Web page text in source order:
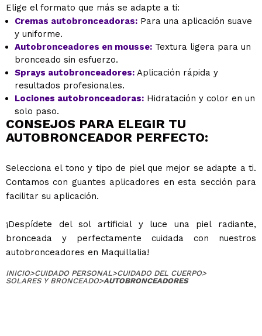
Elige el formato que más se adapte a ti:
Cremas autobronceadoras: Para una aplicación suave
y uniforme.
Autobronceadores en mousse: Textura ligera para un
bronceado sin esfuerzo.
Sprays autobronceadores: Aplicación rápida y
resultados profesionales.
Lociones autobronceadoras: Hidratación y color en un
solo paso.
CONSEJOS PARA ELEGIR TU
AUTOBRONCEADOR PERFECTO:
Selecciona el tono y tipo de piel que mejor se adapte a ti.
Contamos con guantes aplicadores en esta sección para
facilitar su aplicación.
¡Despídete del sol artificial y luce una piel radiante,
bronceada y perfectamente cuidada con nuestros
autobronceadores en Maquillalia!
INICIO>CUIDADO PERSONAL>CUIDADO DEL CUERPO>
SOLARES Y BRONCEADO>AUTOBRONCEADORES